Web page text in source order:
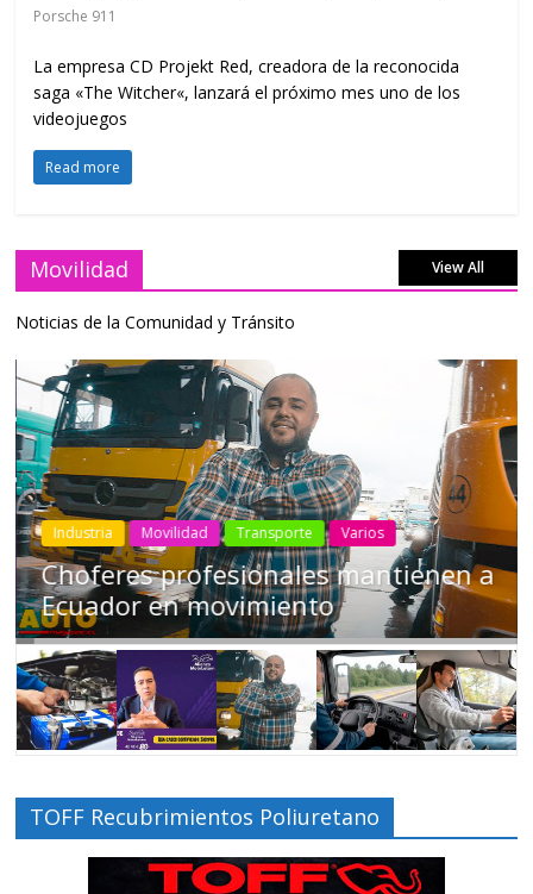
Porsche 911
La empresa CD Projekt Red, creadora de la reconocida
saga «The Witcher«, lanzará el próximo mes uno de los
videojuegos
Read more
Movilidad View All
Noticias de la Comunidad y Tránsito
Industria Movilidad Transporte Varios
Choferes profesionales mantienen a
Ecuador en movimiento
TOFF Recubrimientos Poliuretano